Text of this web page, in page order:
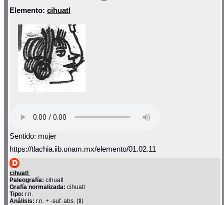
Elemento:cihuatl
Sentido: mujer
https://tlachia.iib.unam.mx/elemento/01.02.11
cihuatl
Paleografía: cihuatl
Grafía normalizada: cihuatl
Tipo: r.n.
Análisis: r.n. + -suf. abs. (tl)